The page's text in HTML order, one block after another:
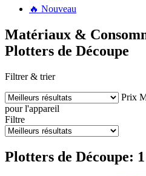
🔥 Nouveau
Matériaux &
Plotters de Découpe
Filtrer & trier
Prix
pour l'appareil
Filtre
Plotters de Découpe: